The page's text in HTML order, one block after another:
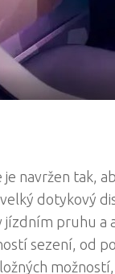
navržen tak,
dotykový
jízdním pruhu
sezení, od